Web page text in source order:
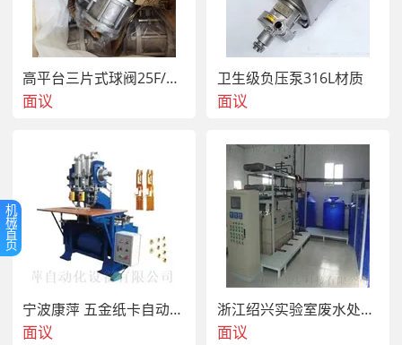
高平台三片式球阀25F/32R 2000PSI
面议
卫生级负压泵316L材质
面议
宁波康萍 五金纸卡自动鸡眼机 线路板自动铆接机
面议
浙江绍兴实验室废水处理公司 实验室废水净化设备厂家
面议
机
械
首
页